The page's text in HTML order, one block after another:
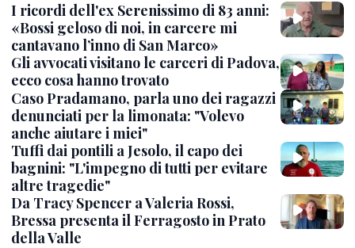
I ricordi dell'ex Serenissimo di 83 anni:
«Bossi geloso di noi, in carcere mi
cantavano l’inno di San Marco»
Gli avvocati visitano le carceri di Padova,
ecco cosa hanno trovato
Caso Pradamano, parla uno dei ragazzi
denunciati per la limonata: "Volevo
anche aiutare i miei"
Tuffi dai pontili a Jesolo, il capo dei
bagnini: "L'impegno di tutti per evitare
altre tragedie"
Da Tracy Spencer a Valeria Rossi,
Bressa presenta il Ferragosto in Prato
della Valle